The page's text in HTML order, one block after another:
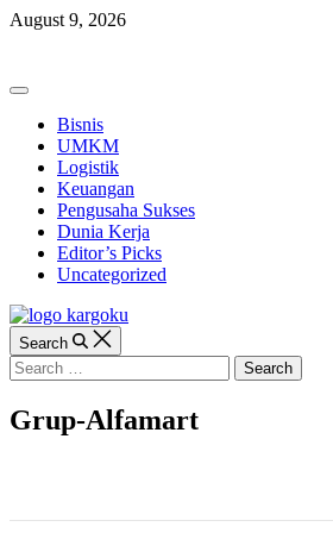
Skip
August 9, 2026
Off
CanvasBisnis
UMKM
Logistik
Keuangan
Pengusaha Sukses
Dunia Kerja
Editor’s Picks
Uncategorized
Search
Search
for:
Grup-Alfamart